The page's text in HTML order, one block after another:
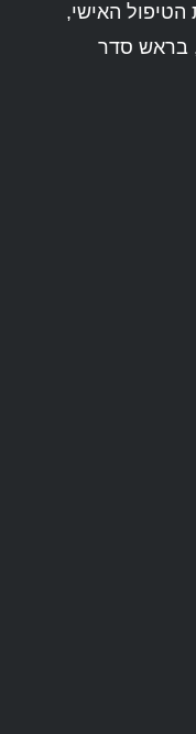
הטיפול האישי,
בראש סדר